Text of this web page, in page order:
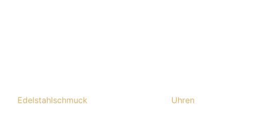
Edelstahlschmuck Uhren